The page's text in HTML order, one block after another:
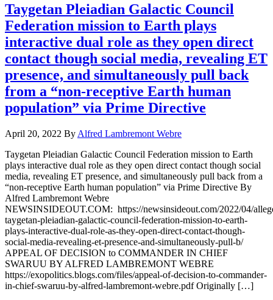
Taygetan Pleiadian Galactic Council
Federation mission to Earth plays
interactive dual role as they open direct
contact though social media, revealing ET
presence, and simultaneously pull back
from a “non-receptive Earth human
population” via Prime Directive
April 20, 2022 By Alfred Lambremont Webre
Taygetan Pleiadian Galactic Council Federation mission to Earth
plays interactive dual role as they open direct contact though social
media, revealing ET presence, and simultaneously pull back from a
“non-receptive Earth human population” via Prime Directive By
Alfred Lambremont Webre
NEWSINSIDEOUT.COM: https://newsinsideout.com/2022/04/
taygetan-pleiadian-galactic-council-federation-mission-to-earth-
plays-interactive-dual-role-as-they-open-direct-contact-though-
social-media-revealing-et-presence-and-simultaneously-pull-b/
APPEAL OF DECISION to COMMANDER IN CHIEF
SWARUU BY ALFRED LAMBREMONT WEBRE
https://exopolitics.blogs.com/files/appeal-of-decision-to-commander-
in-chief-swaruu-by-alfred-lambremont-webre.pdf Originally […]